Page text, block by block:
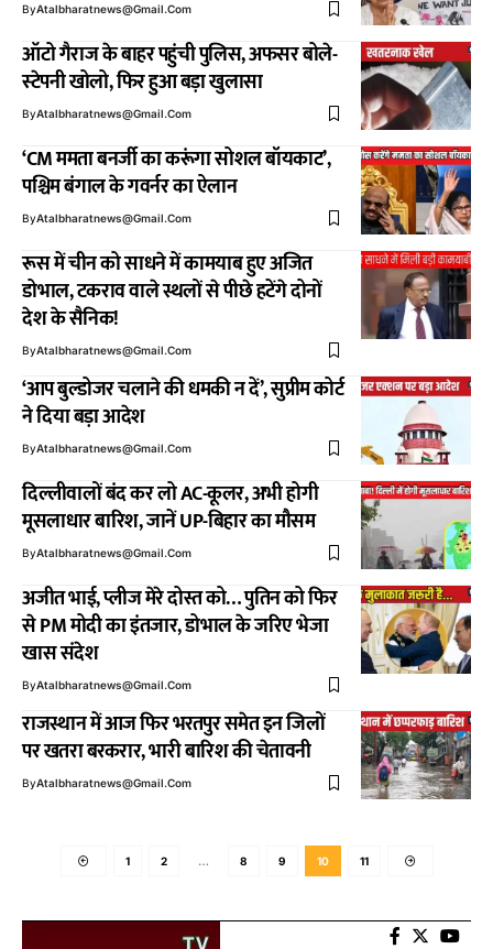
ByAtalbharatnews@gmail.com
ऑटो गैराज के बाहर पहुंची पुलिस, अफसर बोले-
स्‍टेपनी खोलो, फिर हुआ बड़ा खुलासा
ByAtalbharatnews@gmail.com
‘CM ममता बनर्जी का करूंगा सोशल बॉयकाट’,
पश्चिम बंगाल के गवर्नर का ऐलान
ByAtalbharatnews@gmail.com
रूस में चीन को साधने में कामयाब हुए अजित
डोभाल, टकराव वाले स्थलों से पीछे हटेंगे दोनों
देश के सैनिक!
ByAtalbharatnews@gmail.com
‘आप बुल्‍डोजर चलाने की धमकी न दें’, सुप्रीम कोर्ट
ने दिया बड़ा आदेश
ByAtalbharatnews@gmail.com
दिल्लीवालों बंद कर लो AC-कूलर, अभी होगी
मूसलाधार बारिश, जानें UP-बिहार का मौसम
ByAtalbharatnews@gmail.com
अजीत भाई, प्लीज मेरे दोस्त को… पुतिन को फिर
से PM मोदी का इंतजार, डोभाल के जरिए भेजा
खास संदेश
ByAtalbharatnews@gmail.com
राजस्थान में आज फिर भरतपुर समेत इन जिलों
पर खतरा बरकरार, भारी बारिश की चेतावनी
ByAtalbharatnews@gmail.com
1 2 … 8 9 10 11